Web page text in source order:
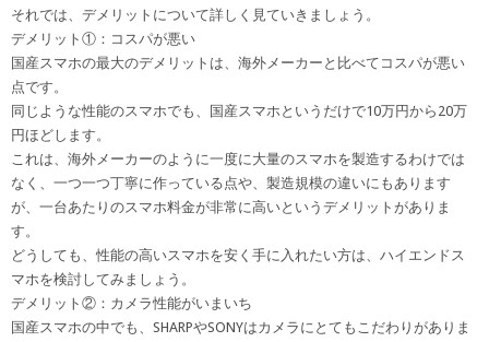
それでは、デメリットについて詳しく見ていきましょう。
デメリット①：コスパが悪い
国産スマホの最大のデメリットは、海外メーカーと比べてコスパが悪い
点です。
同じような性能のスマホでも、国産スマホというだけで10万円から20万
円ほどします。
これは、海外メーカーのように一度に大量のスマホを製造するわけでは
なく、一つ一つ丁寧に作っている点や、製造規模の違いにもあります
が、一台あたりのスマホ料金が非常に高いというデメリットがありま
す。
どうしても、性能の高いスマホを安く手に入れたい方は、ハイエンドス
マホを検討してみましょう。
デメリット②：カメラ性能がいまいち
国産スマホの中でも、SHARPやSONYはカメラにとてもこだわりがありま